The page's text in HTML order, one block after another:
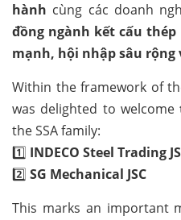
hành cùng các doanh
đồng ngành kết cấu
mạnh, hội nhập sâu
Within the framework of
was delighted to welcome
the SSA family:
1️⃣ INDECO Steel Trading
2️⃣ SG Mechanical JSC
This marks an important